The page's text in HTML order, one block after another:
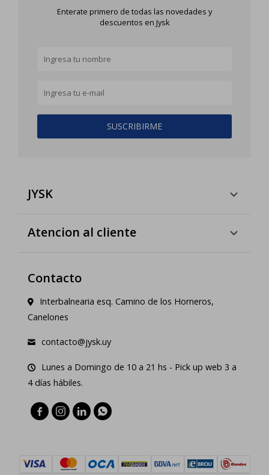
Enterate primero de todas las novedades y
descuentos en Jysk
SUSCRIBIRME
JYSK
Atencion al cliente
Contacto
Interbalnearia esq. Camino de los Horneros,
Canelones
contacto@jysk.uy
Lunes a Domingo de 10 a 21 hs - Pick up web 3 a
4 días hábiles.
   